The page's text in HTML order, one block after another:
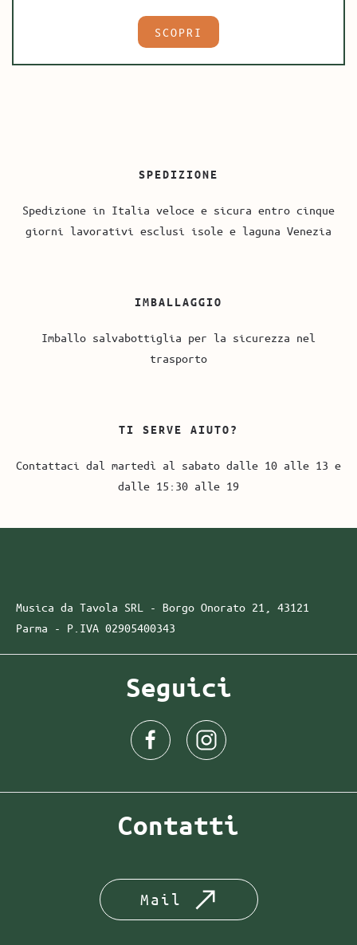
SCOPRI
SPEDIZIONE
Spedizione in Italia veloce e sicura entro cinque
giorni lavorativi esclusi isole e laguna Venezia
IMBALLAGGIO
Imballo salvabottiglia per la sicurezza nel
trasporto
TI SERVE AIUTO?
Contattaci dal martedì al sabato dalle 10 alle 13 e
dalle 15:30 alle 19
Musica da Tavola SRL - Borgo Onorato 21, 43121
Parma - P.IVA 02905400343
Seguici
Contatti
Mail